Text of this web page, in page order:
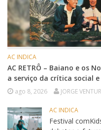
AC INDICA
AC RETRÔ – Baiano e os
a serviço da crítica social
ago 8, 2026 JORGE
AC INDICA
Festival